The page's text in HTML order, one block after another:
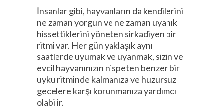
İnsanlar gibi, hayvanların da kendilerini
ne zaman yorgun ve ne zaman uyanık
hissettiklerini yöneten sirkadiyen bir
ritmi var. Her gün yaklaşık aynı
saatlerde uyumak ve uyanmak, sizin ve
evcil hayvanınızın nispeten benzer bir
uyku ritminde kalmanıza ve huzursuz
gecelere karşı korunmanıza yardımcı
olabilir.